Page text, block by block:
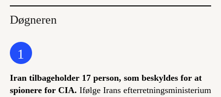
Døgneren
1
Iran tilbageholder 17 person, som beskyldes for at
spionere for CIA. Ifølge Irans efterretningsministerium